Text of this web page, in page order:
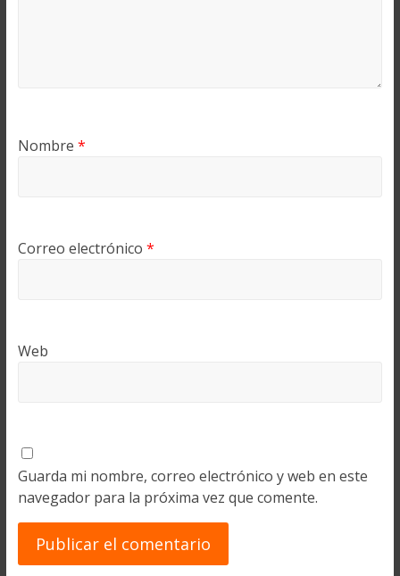
Nombre *
Correo electrónico *
Web
Guarda mi nombre, correo electrónico y web en este
navegador para la próxima vez que comente.